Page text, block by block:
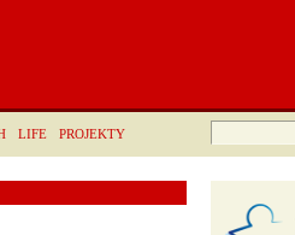
LIFE PROJEKTY
Hľadať: